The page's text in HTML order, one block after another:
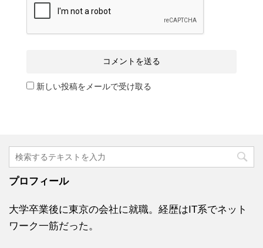
新しい投稿をメールで受け取る
プロフィール
大学卒業後に東京の会社に就職。経歴はIT系でネット
ワーク一筋だった。